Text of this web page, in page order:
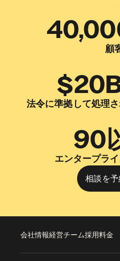
顧
法令に準拠して処理
90
エンタープラ
相談を予
会社情報経営チーム採用料金